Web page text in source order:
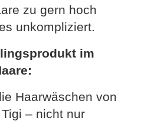
zu gern hoch
unkompliziert.
im
Haarwäschen von
– nicht nur